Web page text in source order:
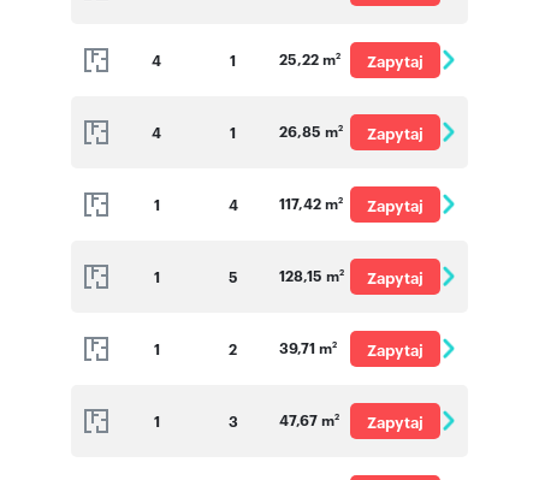
4 1 25,22 m2
Zapytaj
4 1 26,85 m2
Zapytaj
1 4 117,42 m2
Zapytaj
1 5 128,15 m2
Zapytaj
1 2 39,71 m2
Zapytaj
1 3 47,67 m2
Zapytaj